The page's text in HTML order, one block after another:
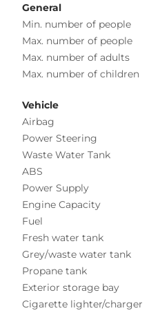
General
Min. number of people
Max. number of people
Max. number of adults
Max. number of children
Vehicle
Airbag
Power Steering
Waste Water Tank
ABS
Power Supply
Engine Capacity
Fuel
Fresh water tank
Grey/waste water tank
Propane tank
Exterior storage bay
Cigarette lighter/charger